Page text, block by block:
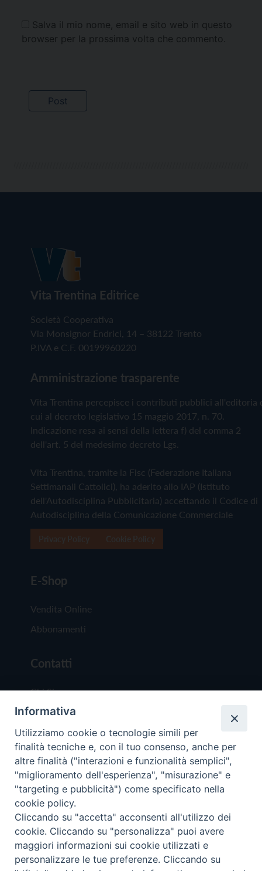
Salva il mio nome, email e sito web in questo
browser per la prossima volta che commento.
Vita Trentina Editrice
Società Cooperativa
Via Monsignor Endrici, 14 – 38122 Trento
P.IVA e C.F. 00199960220
Amministrazione trasparente
Vita Trentina percepisce i contributi pubblici all'editoria
cui al decreto legislativo 15 maggio 2017, n. 70.
Indicazione resa ai sensi della lettera f) del comma 2
dell'art. 5 del medesimo decreto Lgs.
Vita Trentina, tramite la Fisc (Federazione Italiana
Settimanali Cattolici), ha aderito allo IAP (Istituto
dell'Autodisciplina Pubblicitaria) accettando il Codice di
Autodisciplina della Comunicazione Commerciale
E-Shop
Vendita Online
Abbonamenti
Contatti
Chi Siamo
Redazione
Scrivici
Copyright © 2019 - Tutti i diritti riservati - Vita
Trentina Editrice
Privacy Policy
Torna
Informativa
Utilizziamo cookie o tecnologie simili per
finalità tecniche e, con il tuo consenso, anche per
altre finalità ("interazioni e funzionalità semplici",
"miglioramento dell'esperienza", "misurazione" e
"targeting e pubblicità") come specificato nella
cookie policy.
Cliccando su "accetta" acconsenti all'utilizzo dei
cookie. Cliccando su "personalizza" puoi avere
maggiori informazioni sui cookie utilizzati e
personalizzare le tue preferenze. Cliccando su